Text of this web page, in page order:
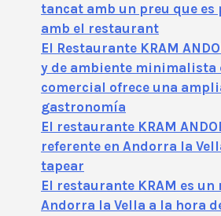
tancat amb un preu que
amb el restaurant
El Restaurante KRAM
y de ambiente minimalista
comercial ofrece una
gastronomía
El restaurante KRAM
referente en Andorra la
tapear
El restaurante KRAM es un
Andorra la Vella a la hora